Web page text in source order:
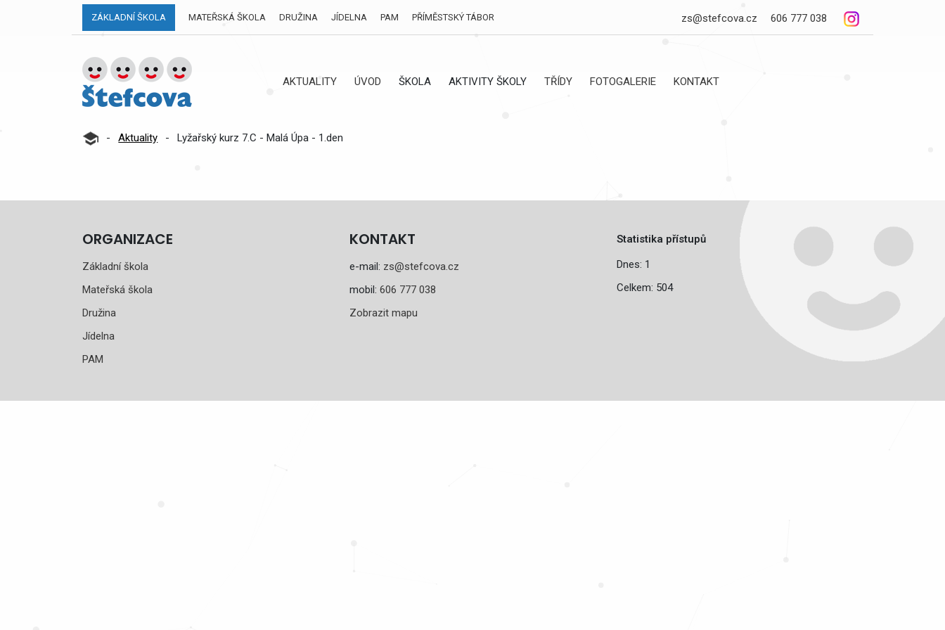
ZÁKLADNÍ ŠKOLA MATEŘSKÁ ŠKOLA DRUŽINA JÍDELNA PAM PŘÍMĚSTSKÝ TÁBOR zs@stefcova.cz 606 777 038
AKTUALITY ÚVOD ŠKOLA AKTIVITY ŠKOLY TŘÍDY FOTOGALERIE KONTAKT
- Aktuality - Lyžařský kurz 7.C - Malá Úpa - 1.den
ORGANIZACE
Základní škola
Mateřská škola
Družina
Jídelna
PAM
KONTAKT
e-mail: zs@stefcova.cz
mobil: 606 777 038
Zobrazit mapu
Statistika přístupů
Dnes: 1
Celkem: 504